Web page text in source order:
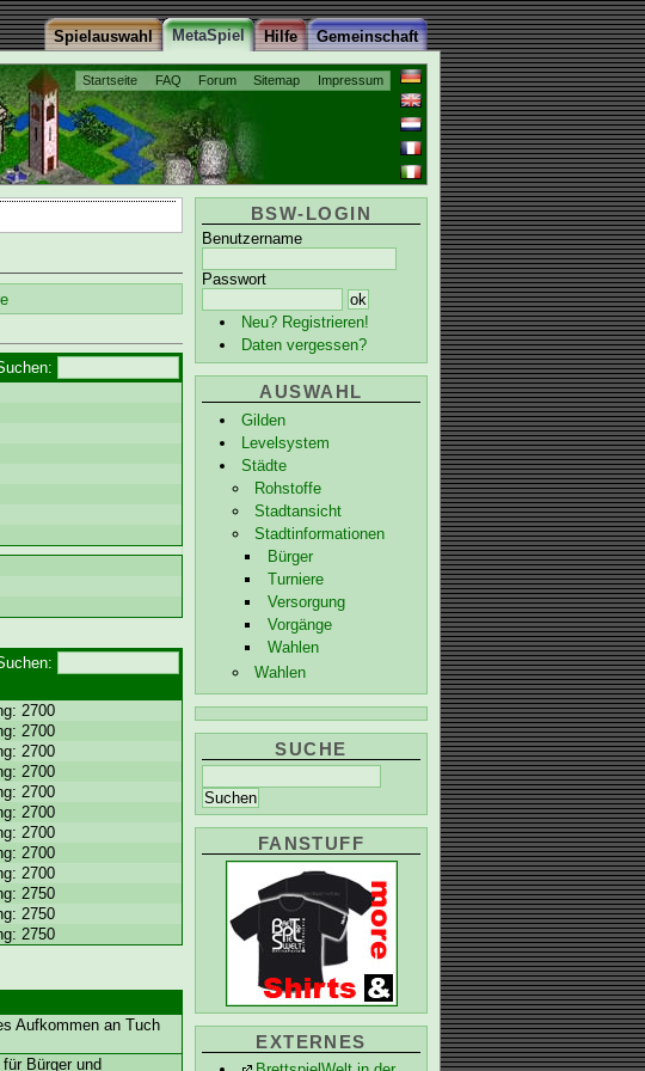
Startseite FAQ Forum Sitemap Impressum
Gemeinschaft
Hilfe
MetaSpiel
Spielauswahl
BSW-LOGIN
Benutzername
Passwort
Neu? Registrieren!
Daten vergessen?
AUSWAHL
Gilden
Levelsystem
Städte
Rohstoffe
Stadtansicht
Stadtinformationen
Bürger
Turniere
Versorgung
Vorgänge
Wahlen
Wahlen
SUCHE
FANSTUFF
EXTERNES
2700
2700
2700
2700
2700
2700
2700
2700
2700
2750
2750
2750
Aufkommen an Tuch
Bürger und